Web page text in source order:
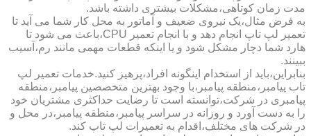
مدت زمان کوتاهی،مشکلات بیشتری داشته باشد.
به فرض مثال،یک نیروی ضعیف و آماتور به محل کار شما می آید تا
تعمیر لپ تاپ انجام دهد و با انجام تعمیر CPU،باعث می شود تا
هارد شما دچار مشکل شود و یا اینکه قطعات مهمی مانند رم،آسیب
ببینند.
بنابراین،باید از استخدام اینگونه افراد،پرهیز کنید.خدمات تعمیر لپ
تاب پیامبر،منطقه پیامبر،با وجود بهترین متخصصین پیامبر،منطقه
پیامبری در شرکت،توانسته است تا رضایت حداکثری مشتریان خود
را به دست آورد و روزانه در سراسر پیامبر،منطقه پیامبر،در محل و
در شرکت های مختلف،اقدام به تعمیرات لپ تاپ کند.